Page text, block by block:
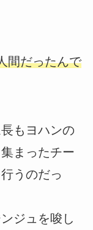
間だったんで
もヨハンの
まったチー
うのだっ
ジュを唆し